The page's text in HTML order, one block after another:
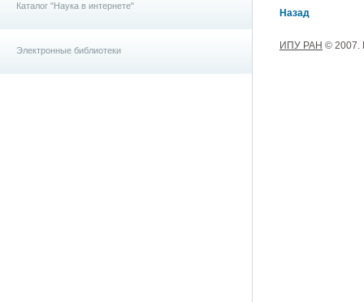
Каталог "Наука в интернете"
Электронные библиотеки
Назад
ИПУ РАН © 2007.